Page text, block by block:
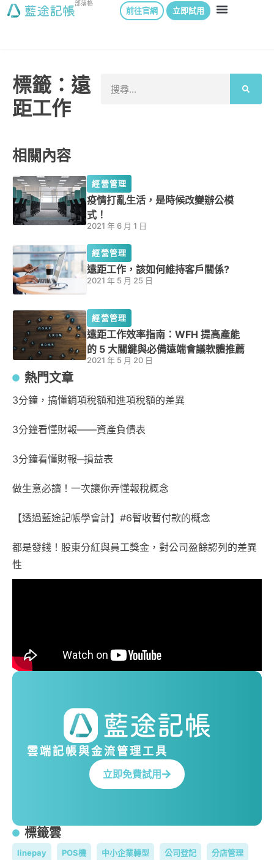
部落格
前往官網 立即試用
標籤：遠
距工作
相關內容
經營管理
疫情打亂生活，是時候改變辦公模
式！
2021 年 6 月 1 日
經營管理
遠距工作，該如何維持客戶關係?
2021 年 5 月 25 日
經營管理
遠距工作效率指南：WFH 提高產能
的 5 大關鍵與必備遠端會議軟體推薦
2021 年 5 月 20 日
熱門文章
3分鐘，搞懂銷項稅額和進項稅額的差異
3分鐘看懂財報——資產負債表
3分鐘看懂財報─損益表
做生意必讀！一次讓你弄懂報稅概念
【透過藍途記帳學會計】#6暫收暫付款的概念
都是發錢！股東分紅與員工獎金，對公司盈餘認列的差異
性
雲端記帳與金流管理工具
立即免費試用
標籤雲
linepay POS機 中小企業轉型 公司登記 分店管理